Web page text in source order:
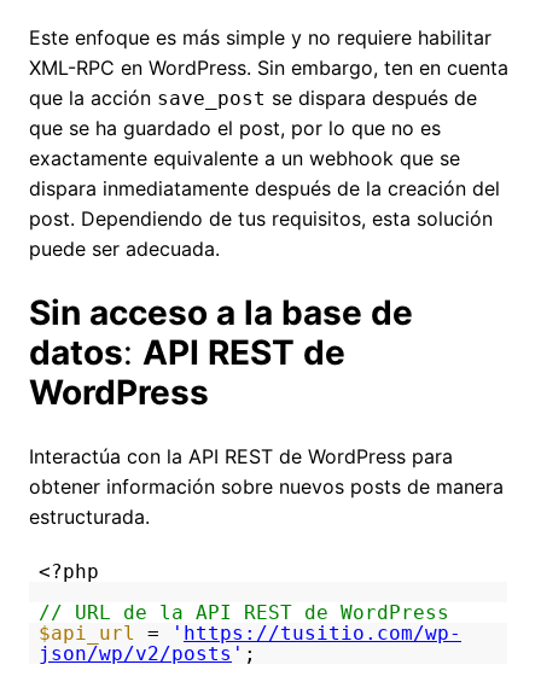
Este enfoque es más simple y no requiere habilitar
XML-RPC en WordPress. Sin embargo, ten en cuenta
que la acción save_post se dispara después de
que se ha guardado el post, por lo que no es
exactamente equivalente a un webhook que se
dispara inmediatamente después de la creación del
post. Dependiendo de tus requisitos, esta solución
puede ser adecuada.
Sin acceso a la base de
datos: API REST de
WordPress
Interactúa con la API REST de WordPress para
obtener información sobre nuevos posts de manera
estructurada.
<?php
// URL de la API REST de WordPress
$api_url
= ' https://tusitio.com/wp-
json/wp/v2/posts ' ;